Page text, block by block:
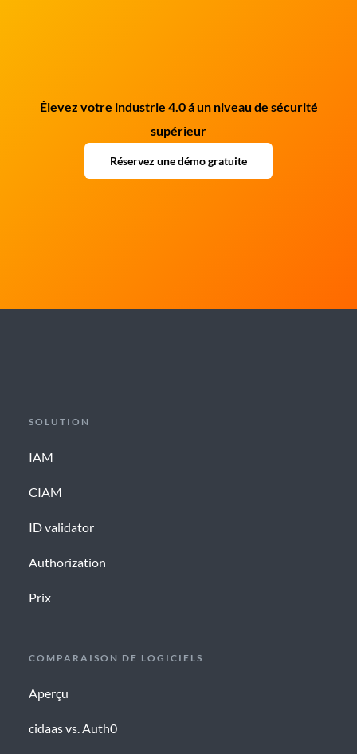
Élevez votre industrie 4.0 á un niveau de sécurité
supérieur
Réservez une démo gratuite
SOLUTION
IAM
CIAM
ID validator
Authorization
Prix
COMPARAISON DE LOGICIELS
Aperçu
cidaas vs. Auth0